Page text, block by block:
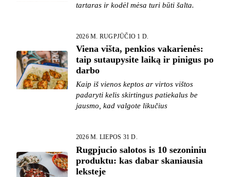
tartaras ir kodėl mėsa turi būti šalta.
2026 M. RUGPJŪČIO 1 D.
Viena višta, penkios vakarienės:
taip sutaupysite laiką ir pinigus po
darbo
Kaip iš vienos keptos ar virtos vištos
padaryti kelis skirtingus patiekalus be
jausmo, kad valgote likučius
2026 M. LIEPOS 31 D.
Rugpjucio salotos is 10 sezoniniu
produktu: kas dabar skaniausia
leksteje